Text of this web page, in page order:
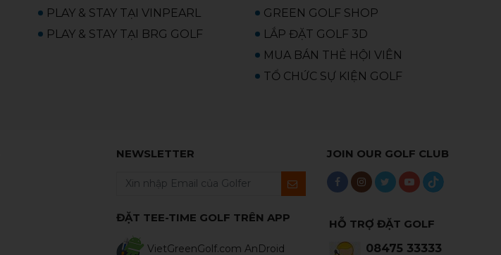
PLAY & STAY TẠI VINPEARL
PLAY & STAY TẠI BRG GOLF
GREEN GOLF SHOP
LẮP ĐẶT GOLF 3D
MUA BÁN THẺ HỘI VIÊN
TỔ CHỨC SỰ KIỆN GOLF
NEWSLETTER
ĐẶT TEE-TIME GOLF TRÊN APP
VietGreenGolf.com AnDroid
JOIN OUR GOLF CLUB
HỖ TRỢ ĐẶT GOLF
08475 33333